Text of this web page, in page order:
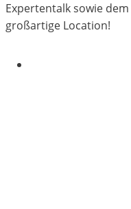
Expertentalk sowie dem
großartige Location!